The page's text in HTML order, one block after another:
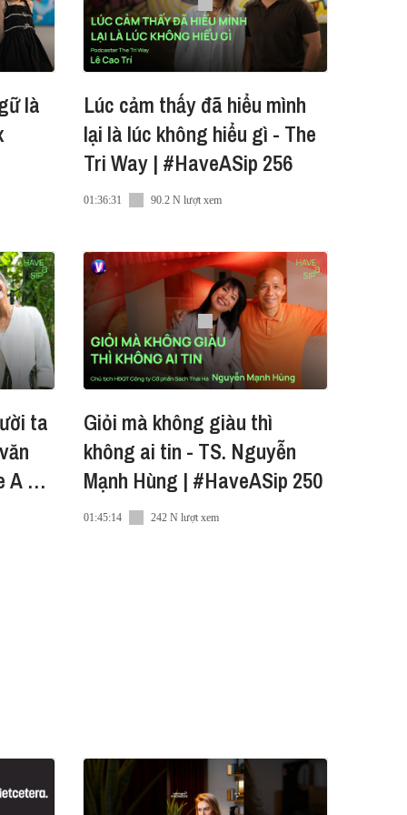
lượng giúp bạn sẵn sàng
là
Lúc cảm thấy đã hiểu mình
lại là lúc không hiểu gì - The
Tri Way | #HaveASip 256
01:36:31 90.2 N lượt xem
ta
Sip
Giỏi mà không giàu thì
không ai tin - TS. Nguyễn
Mạnh Hùng | #HaveASip 250
01:45:14 242 N lượt xem